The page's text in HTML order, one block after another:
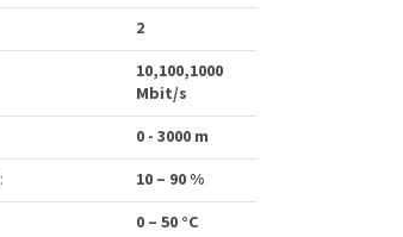
2
10,100,1000
Mbit/s
0 - 3000 m
:
10 – 90 %
0 – 50 °C